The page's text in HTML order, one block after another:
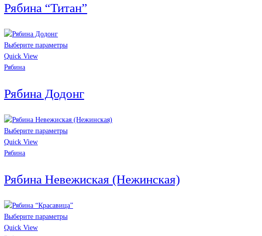
Рябина “Титан”
Выберите параметры
Quick View
Рябина
Рябина Додонг
Выберите параметры
Quick View
Рябина
Рябина Невежиская (Нежинская)
Выберите параметры
Quick View